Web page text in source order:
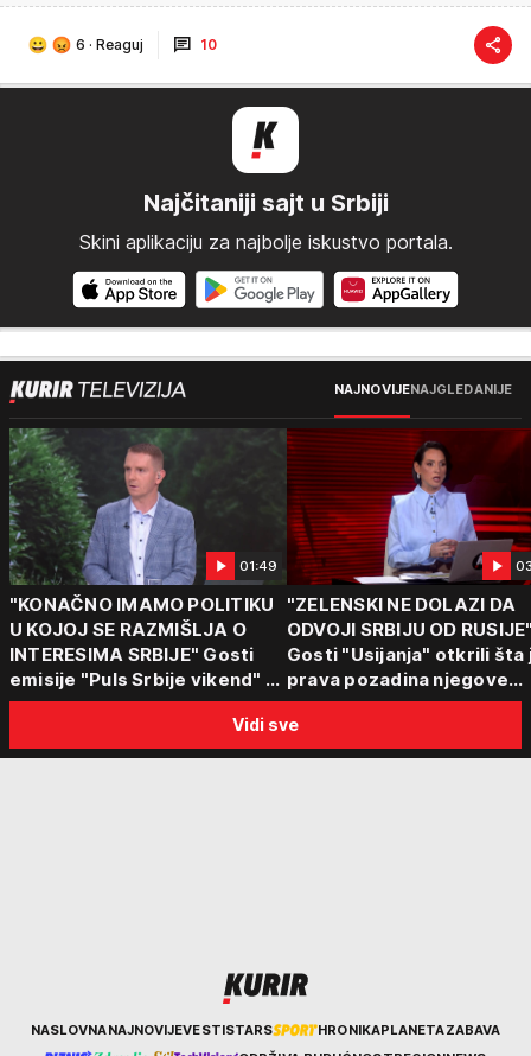
6 · Reaguj 10
Najčitaniji sajt u Srbiji
Skini aplikaciju za najbolje iskustvo portala.
NAJNOVIJENAJGLEDANIJE
01:49
"KONAČNO IMAMO POLITIKU
U KOJOJ SE RAZMIŠLJA O
INTERESIMA SRBIJE" Gosti
emisije "Puls Srbije vikend" o
poseti Zelenskog Beogradu:
"Otvaraju se nova vrata"
"ZELENSKI NE DOLAZI DA
ODVOJI SRBIJU OD
Gosti "Usijanja" otkrili šta
prava pozadina njegove
posete Beogradu
Vidi sve
KurirNASLOVNANAJNOVIJEVESTISTARS HRONIKAPLANETAZABAVA